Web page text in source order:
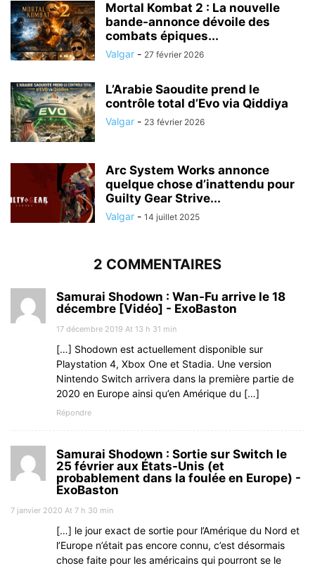
Mortal Kombat 2 : La nouvelle
bande-annonce dévoile des
combats épiques...
Valgar - 27 février 2026
L’Arabie Saoudite prend le
contrôle total d’Evo via Qiddiya
Valgar - 23 février 2026
Arc System Works annonce
quelque chose d’inattendu pour
Guilty Gear Strive...
Valgar - 14 juillet 2025
2 COMMENTAIRES
Samurai Shodown : Wan-Fu arrive le 18
décembre [Vidéo] - ExoBaston
17 décembre 2019 At 13 h 31 min
[…] Shodown est actuellement disponible sur
Playstation 4, Xbox One et Stadia. Une version
Nintendo Switch arrivera dans la première partie de
2020 en Europe ainsi qu’en Amérique du […]
Répondre
Samurai Shodown : Sortie sur Switch le
25 février aux États-Unis (et
probablement dans la foulée en Europe) -
ExoBaston
7 janvier 2020 At 7 h 30 min
[…] le jour exact de sortie pour l’Amérique du Nord et
l’Europe n’était pas encore connu, c’est désormais
chose faite pour les américains qui pourront se le